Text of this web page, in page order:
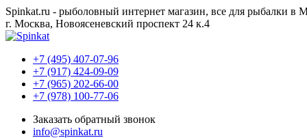
Spinkat.ru - рыболовный интернет магазин, все для рыбалки в
г. Москва, Новоясеневский проспект 24 к.4
+7 (495) 407-07-96
+7 (917) 424-09-09
+7 (965) 202-66-00
+7 (978) 100-77-06
Заказать обратный звонок
info@spinkat.ru